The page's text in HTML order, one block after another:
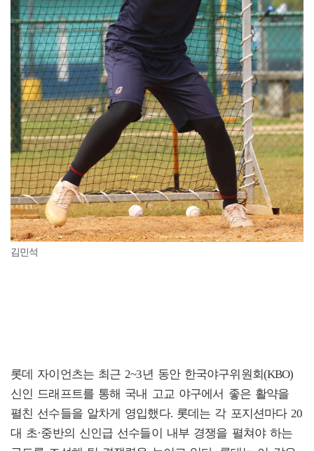
김민석
롯데 자이언츠는 최근 2~3년 동안 한국야구위원회(KBO)
신인 드래프트를 통해 국내 고교 야구에서 좋은 활약을
펼친 선수들을 알차게 영입했다. 롯데는 각 포지션마다 20
대 초·중반의 신인급 선수들이 내부 경쟁을 펼쳐야 하는